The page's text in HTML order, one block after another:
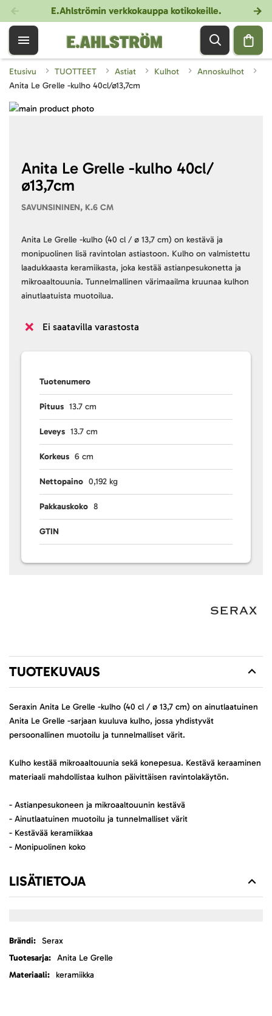
E.Ahlströmin verkkokauppa kotikokeille.
Etusivu TUOTTEET Astiat Kulhot
Annoskulhot
Anita Le Grelle -kulho 40cl/ø13,7cm
Anita Le Grelle -kulho 40cl/
ø13,7cm
SAVUNSININEN, K.6 CM
Anita Le Grelle -kulho (40 cl / ø 13,7 cm) on kestävä ja
monipuolinen lisä ravintolan astiastoon. Kulho on valmistettu
laadukkaasta keramiikasta, joka kestää astianpesukonetta ja
mikroaaltouunia. Tunnelmallinen värimaailma kruunaa kulhon
ainutlaatuista muotoilua.
Ei saatavilla varastosta
Tuotenumero
Pituus 13.7 cm
Leveys 13.7 cm
Korkeus 6 cm
Nettopaino 0,192 kg
Pakkauskoko 8
GTIN
Skip
images
gallery
beginning
images
TUOTEKUVAUS
Seraxin Anita Le Grelle -kulho (40 cl / ø 13,7 cm) on ainutlaatuinen
Anita Le Grelle -sarjaan kuuluva kulho, jossa yhdistyvät
persoonallinen muotoilu ja tunnelmalliset värit.
Kulho kestää mikroaaltouunia sekä konepesua. Kestävä keraaminen
materiaali mahdollistaa kulhon päivittäisen ravintolakäytön.
- Astianpesukoneen ja mikroaaltouunin kestävä
- Ainutlaatuinen muotoilu ja tunnelmalliset värit
- Kestävää keramiikkaa
- Monipuolinen koko
LISÄTIETOJA
LisätietojaSerax
Anita Le Grelle
keramiikka